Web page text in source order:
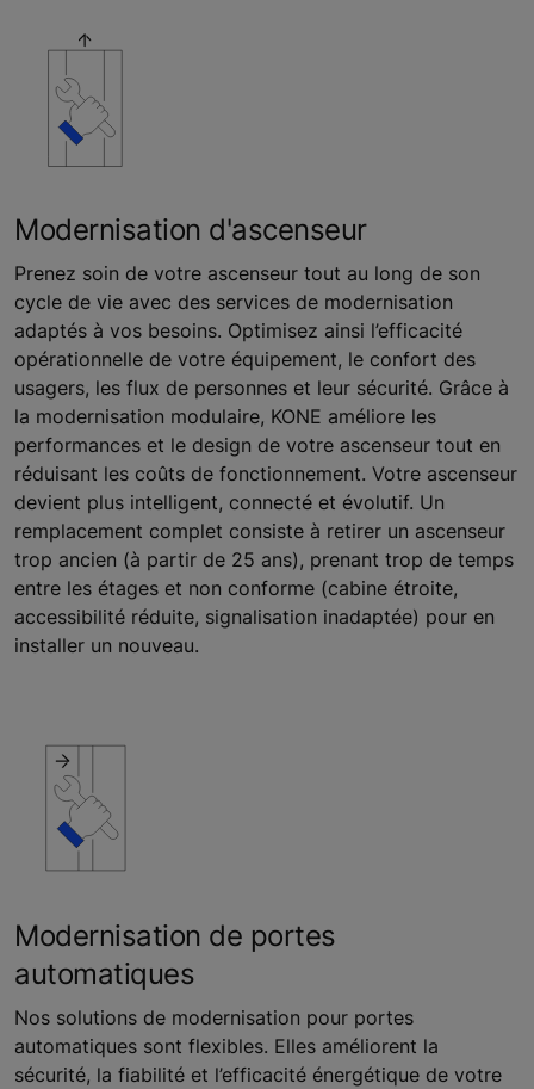
Modernisation d'ascenseur
Prenez soin de votre ascenseur tout au long de son
cycle de vie avec des services de modernisation
adaptés à vos besoins. Optimisez ainsi l’efficacité
opérationnelle de votre équipement, le confort des
usagers, les flux de personnes et leur sécurité. Grâce à
la modernisation modulaire, KONE améliore les
performances et le design de votre ascenseur tout en
réduisant les coûts de fonctionnement. Votre ascenseur
devient plus intelligent, connecté et évolutif. Un
remplacement complet consiste à retirer un ascenseur
trop ancien (à partir de 25 ans), prenant trop de temps
entre les étages et non conforme (cabine étroite,
accessibilité réduite, signalisation inadaptée) pour en
installer un nouveau.
Modernisation de portes
automatiques
Nos solutions de modernisation pour portes
automatiques sont flexibles. Elles améliorent la
sécurité, la fiabilité et l’efficacité énergétique de votre